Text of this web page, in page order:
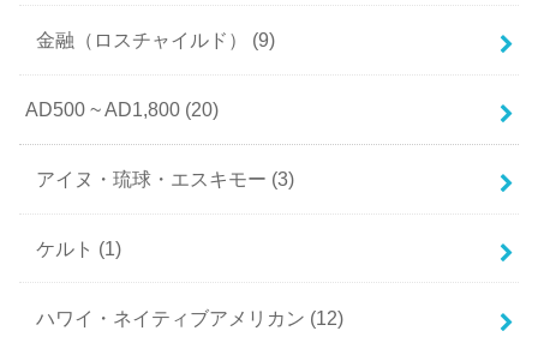
金融（ロスチャイルド） (9)
AD500 ~ AD1,800 (20)
アイヌ・琉球・エスキモー (3)
ケルト (1)
ハワイ・ネイティブアメリカン (12)